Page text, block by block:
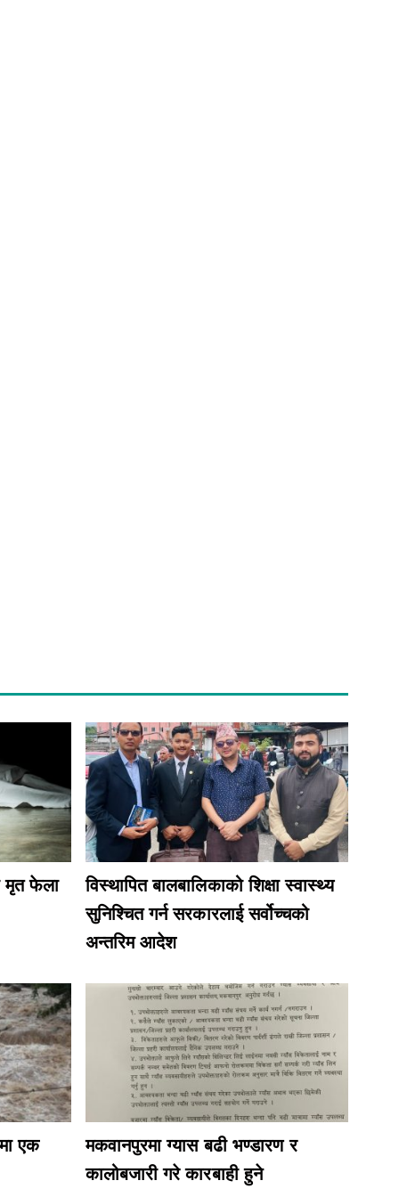
मृत फेला
विस्थापित बालबालिकाको शिक्षा स्वास्थ्य
सुनिश्चित गर्न सरकारलाई सर्वोच्चको
अन्तरिम आदेश
एक
मकवानपुरमा ग्यास बढी भण्डारण र
कालोबजारी गरे कारबाही हुने